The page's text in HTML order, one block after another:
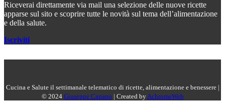
Riceverai direttamente via mail una selezione delle nuove ricette
apparse sul sito e scoprire tutte le novità sul tema dell’alimentazione
e della salute.
Iscriviti
Cucina e Salute il settimanale telematico di ricette, alimentazione e benessere |
© 2024 Giuseppe Capano | Created byAchromeWeb